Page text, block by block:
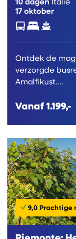
10 dagen Italië
17 oktober
Ontdek de
verzorgde
Amalfikust....
Vanaf 1.199,-
9,0 Prachtige